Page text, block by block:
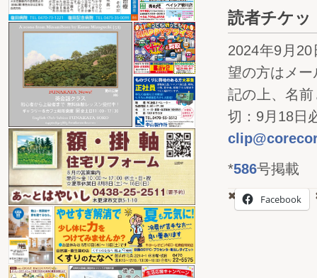
読者チケ
2024年9月
望の方はメ
記の上、名
切：9月18日
*586号掲載
Facebook